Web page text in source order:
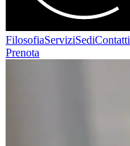
FilosofiaServiziSediContatti
Prenota